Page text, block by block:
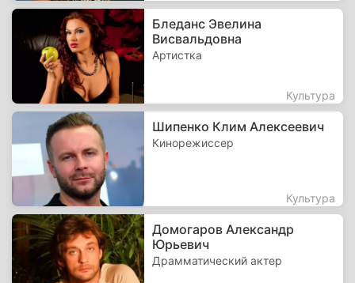
Бледанс Эвелина
Висвальдовна
Артистка
Культура
Шипенко Клим Алексеевич
Кинорежиссер
Культура
Домогаров Александр
Юрьевич
Драмматический актер